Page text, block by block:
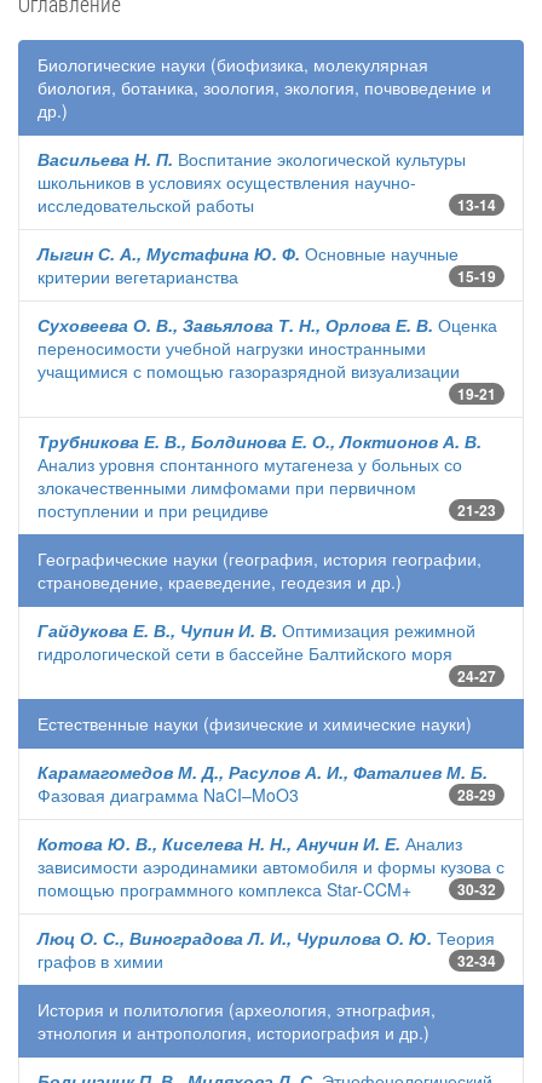
Биологические науки (биофизика, молекулярная
биология, ботаника, зоология, экология, почвоведение и
др.)
Васильева Н. П. Воспитание экологической культуры
школьников в условиях осуществления научно-
исследовательской работы
13-14
Лыгин С. А., Мустафина Ю. Ф. Основные научные
критерии вегетарианства
15-19
Суховеева О. В., Завьялова Т. Н., Орлова Е. В. Оценка
переносимости учебной нагрузки иностранными
учащимися с помощью газоразрядной визуализации
19-21
Трубникова Е. В., Болдинова Е. О., Локтионов А. В.
Анализ уровня спонтанного мутагенеза у больных со
злокачественными лимфомами при первичном
поступлении и при рецидиве
21-23
Географические науки (география, история географии,
страноведение, краеведение, геодезия и др.)
Гайдукова Е. В., Чупин И. В. Оптимизация режимной
гидрологической сети в бассейне Балтийского моря
24-27
Естественные науки (физические и химические науки)
Карамагомедов М. Д., Расулов А. И., Фаталиев М. Б.
Фазовая диаграмма NaCI–MoO3
28-29
Котова Ю. В., Киселева Н. Н., Анучин И. Е. Анализ
зависимости аэродинамики автомобиля и формы кузова с
помощью программного комплекса Star-CCM+
30-32
Люц О. С., Виноградова Л. И., Чурилова О. Ю. Теория
графов в химии
32-34
История и политология (археология, этнография,
этнология и антропология, историография и др.)